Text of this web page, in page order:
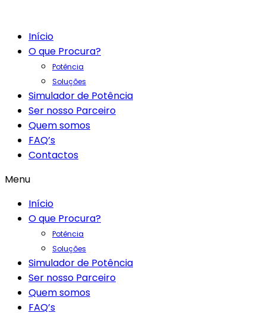
Início
O que Procura?
Potência
Soluções
Simulador de Potência
Ser nosso Parceiro
Quem somos
FAQ’s
Contactos
Menu
Início
O que Procura?
Potência
Soluções
Simulador de Potência
Ser nosso Parceiro
Quem somos
FAQ’s